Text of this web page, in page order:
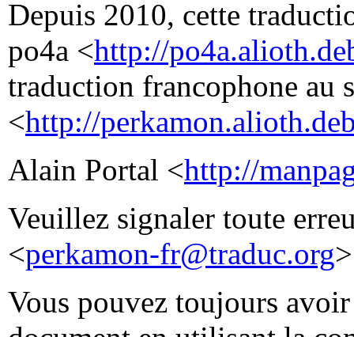
Depuis 2010, cette
po4a <http://
traduction francophone au
<http://
Alain Portal <http://
Veuillez signaler toute
<perkamon-fr@traduc.org
Vous pouvez toujours